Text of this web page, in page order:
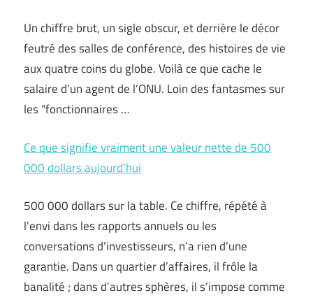
Un chiffre brut, un sigle obscur, et derrière le décor
feutré des salles de conférence, des histoires de vie
aux quatre coins du globe. Voilà ce que cache le
salaire d’un agent de l’ONU. Loin des fantasmes sur
les “fonctionnaires …
Ce que signifie vraiment une valeur nette de 500
000 dollars aujourd’hui
500 000 dollars sur la table. Ce chiffre, répété à
l’envi dans les rapports annuels ou les
conversations d’investisseurs, n’a rien d’une
garantie. Dans un quartier d’affaires, il frôle la
banalité ; dans d’autres sphères, il s’impose comme